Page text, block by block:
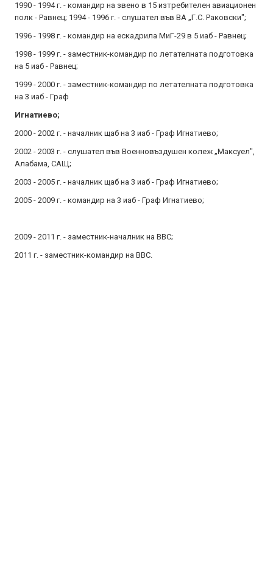
1990 - 1994 г. - командир на звено в 15 изтребителен авиационен
полк - Равнец; 1994 - 1996 г. - слушател във ВА „Г.С. Раковски";
1996 - 1998 г. - командир на ескадрила МиГ-29 в 5 иаб - Равнец;
1998 - 1999 г. - заместник-командир по летателната подготовка
на 5 иаб - Равнец;
1999 - 2000 г. - заместник-командир по летателната подготовка
на 3 иаб - Граф
Игнатиево;
2000 - 2002 г. - началник щаб на 3 иаб - Граф Игнатиево;
2002 - 2003 г. - слушател във Военновъздушен колеж „Максуел",
Алабама, САЩ;
2003 - 2005 г. - началник щаб на 3 иаб - Граф Игнатиево;
2005 - 2009 г. - командир на 3 иаб - Граф Игнатиево;
2009 - 2011 г. - заместник-началник на ВВС;
2011 г. - заместник-командир на ВВС.